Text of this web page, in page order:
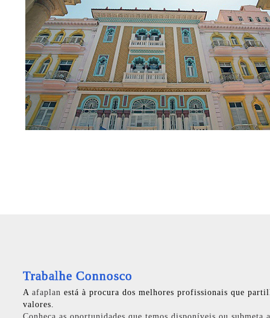
Trabalhe Connosco
A afaplan está à procura dos melhores profissionais que
valores.